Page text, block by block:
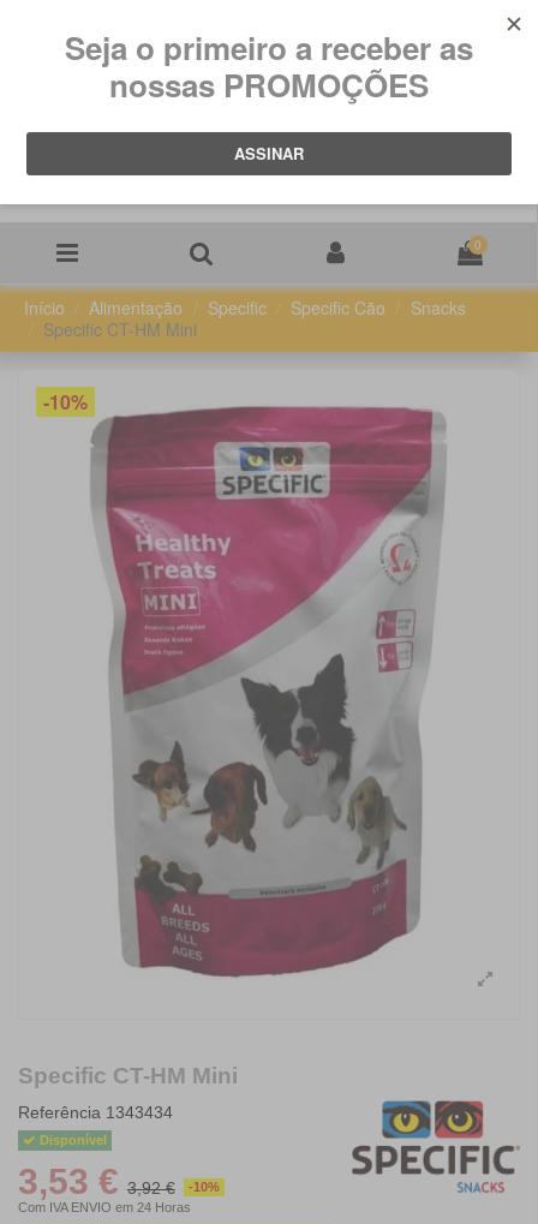
0
Início Alimentação Specific Specific Cão
Snacks
Specific CT-HM Mini
-10%
Specific CT-HM Mini
Referência 1343434
Disponível
3,53 € 3,92 €
-10%
Com IVA ENVIO em 24 Horas